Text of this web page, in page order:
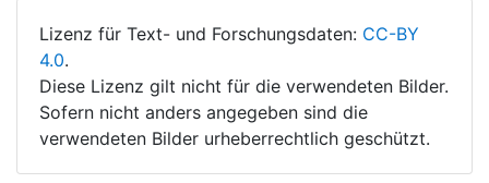
Lizenz für Text- und Forschungsdaten: CC-BY
4.0.
Diese Lizenz gilt nicht für die verwendeten Bilder.
Sofern nicht anders angegeben sind die
verwendeten Bilder urheberrechtlich geschützt.